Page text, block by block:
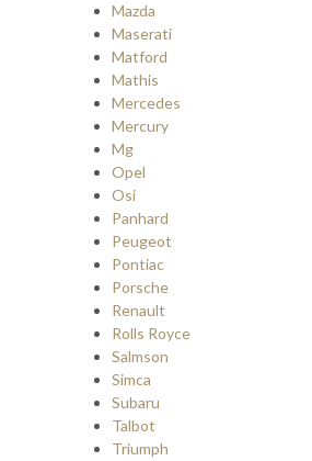
Mazda
Maserati
Matford
Mathis
Mercedes
Mercury
Mg
Opel
Osi
Panhard
Peugeot
Pontiac
Porsche
Renault
Rolls Royce
Salmson
Simca
Subaru
Talbot
Triumph